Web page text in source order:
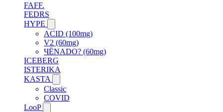
FAFF.
FEDRS
HYPE
ACID (100mg)
V2 (60mg)
ЧЁNADO? (60mg)
ICEBERG
ISTERIKA
KASTA
Classic
COVID
LooP